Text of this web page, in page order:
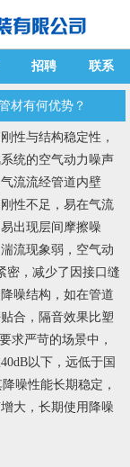
招聘 联系
材有何优势？
性与结构稳定性，
统的空气动力噪声
流流经管道内壁
性不足，易在气流
出现层间摩擦噪
流现象弱，空气动
密，减少了因接口缝
噪结构，如在管道
合，隔音效果比塑
求严苛的场景中，
以下，远低于国
噪性能长期稳定，
大，长期使用降噪